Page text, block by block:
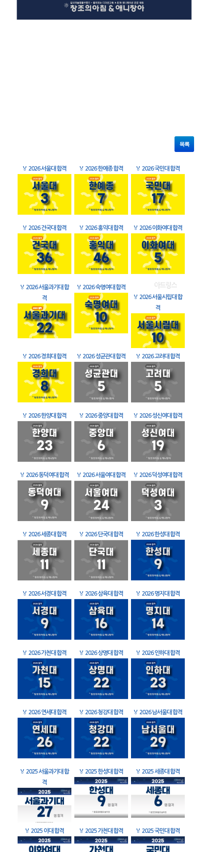
목록
🏅 2026 서울대 합격 🏅 2026 한예종 합격 🏅 2026 국민대 합격
🏅 2026 건국대 합격 🏅 2026 홍익대 합격 🏅 2026 이화여대 합격
🏅 2026 서울과기대 합
격
🏅 2026 숙명여대 합격
🏅 2026 서울시립대 합
격
🏅 2026 경희대 합격 🏅 2026 성균관대 합격 🏅 2026 고려대 합격
🏅 2026 한양대 합격 🏅 2026 중앙대 합격 🏅 2026 성신여대 합격
🏅 2026 동덕여대 합격 🏅 2026 서울여대 합격 🏅 2026 덕성여대 합격
🏅 2026 세종대 합격 🏅 2026 단국대 합격 🏅 2026 한성대 합격
🏅 2026 서경대 합격 🏅 2026 삼육대 합격 🏅 2026 명지대 합격
🏅 2026 가천대 합격 🏅 2026 상명대 합격 🏅 2026 인하대 합격
🏅 2026 연세대 합격 🏅 2026 청강대 합격 🏅 2026 남서울대 합격
🏅 2025 서울과기대 합
격
🏅 2025 한성대 합격 🏅 2025 세종대 합격
🏅 2025 이대 합격 🏅 2025 가천대 합격 🏅 2025 국민대 합격